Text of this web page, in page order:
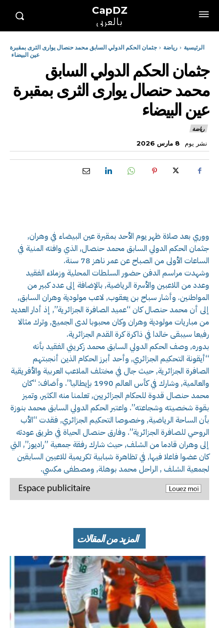
CapDZ
بالعربي
الرئيسية رياضة
جثمان الحكم الدولي السابق محمد حنصال يوارى الثرى بمقبرة
عين البيضاء
جثمان الحكم الدولي السابق
محمد حنصال يوارى الثرى بمقبرة
عين البيضاء
رياضة
نشر يوم 8 مارس 2026
ووري بعد صلاة ظهر يوم الأحد بمقبرة عين البيضاء في وهران,
جثمان الحكم الدولي السابق محمد حنصال, الذي وافته المنية في
الساعات الأولى من الصباح عن عمر ناهز 78 سنة.
وشهدت مراسم الدفن حضور السلطات المحلية وزملاء الفقيد
وعدد من اللاعبين والأسرة الرياضية, بالإضافة إلى عدد كبير من
المواطنين. وأشار سباح بن يعقوب, لاعب مولودية وهران السابق,
إلى أن محمد حنصال كان “عميد الصافرة الجزائرية”, إذ أدار العديد
من مباريات مولودية وهران وكان محبوبا لدى الجميع, وترك مثالا
رفيعا سيبقى خالدا في ذاكرة كرة القدم الجزائرية.
بدوره, وصف الحكم الدولي السابق محمد زكريني الفقيد بأنه
“أيقونة التحكيم الجزائري, وأحد أبرز الحكام الذين أنجبتهم
الصافرة الجزائرية, حيث جال في مختلف الملاعب العربية والأفريقية
والعالمية, وشارك في كأس العالم 1990 بإيطاليا”. وأضاف: “كان
محمد حنصال قدوة للحكام الجزائريين, تعلمنا منه الكثير, وتميز
بقوة شخصيته وشجاعته”. واعتبر الحكم الدولي السابق محمد بنوزة
بأن الساحة الرياضية, وخصوصا التحكيم الجزائري, فقدت “الأب
الروحي للصافرة الجزائرية”. وفارق حنصال الحياة في طريق عودته
إلى وهران قادما من الشلف, حيث شارك رفقة جمعية ”راديوز”, التي
كان عضوا فاعلا فيها, في تظاهرة شبابية تكريمية للاعبين السابقين
لجمعية الشلف , الراحل محمد بوهلة, ومصطفى مكسي.
المزيد من المقالات